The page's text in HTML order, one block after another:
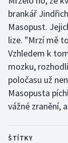
Vodní slalom
Volejbal
Ostatní
brankář
Masopust.
lize. "Mrzí mě
Vzhledem k
mozku,
poločasu už
Masopusta
vážné zranění,
ŠTÍTKY